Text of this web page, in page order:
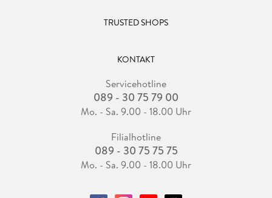
TRUSTED SHOPS
KONTAKT
Servicehotline
089 - 30 75 79 00
Mo. - Sa. 9.00 - 18.00 Uhr
Filialhotline
089 - 30 75 75 75
Mo. - Sa. 9.00 - 18.00 Uhr